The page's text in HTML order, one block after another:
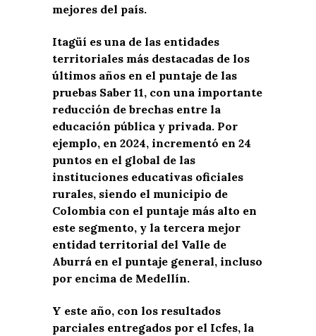
mejores del país.
Itagüí es una de las entidades
territoriales más destacadas de los
últimos años en el puntaje de las
pruebas Saber 11, con una importante
reducción de brechas entre la
educación pública y privada. Por
ejemplo, en 2024, incrementó en 24
puntos en el global de las
instituciones educativas oficiales
rurales, siendo el municipio de
Colombia con el puntaje más alto en
este segmento, y la tercera mejor
entidad territorial del Valle de
Aburrá en el puntaje general, incluso
por encima de Medellín.
Y este año, con los resultados
parciales entregados por el Icfes, la